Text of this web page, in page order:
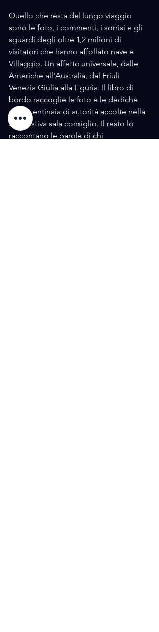
Quello che resta del lungo viaggio
sono le foto, i commenti, i sorrisi e gli
sguardi degli oltre 1,2 milioni di
visitatori che hanno affollato nave e
Villaggio. Un affetto universale, dalle
Americhe all'Australia, dal Friuli
Venezia Giulia alla Liguria. Il libro di
bordo raccoglie le foto e le dediche
delle centinaia di autorità accolte nella
suggestiva sala consiglio. Il resto lo
raccontano le parole di chi